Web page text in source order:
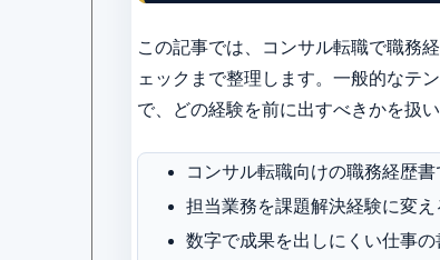
この記事では、コンサル転職で職務
ェックまで整理します。一般的なテ
で、どの経験を前に出すべきかを扱い
コンサル転職向けの職務経歴
担当業務を課題解決経験に変え
数字で成果を出しにくい仕事の